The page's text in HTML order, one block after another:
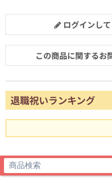
ログインし
この商品に関するお
退職祝いランキング